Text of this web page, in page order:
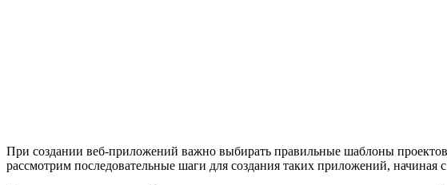
При создании веб-приложений важно выбирать правильные шаблоны
рассмотрим последовательные шаги для создания таких приложений, начиная